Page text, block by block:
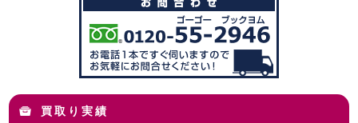
買取り実績